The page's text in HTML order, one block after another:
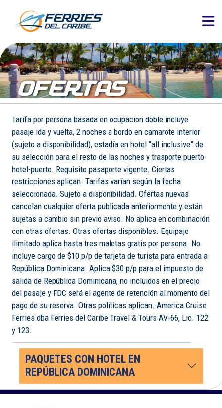
OFERTAS
Tarifa por persona basada en ocupación doble incluye:
pasaje ida y vuelta, 2 noches a bordo en camarote interior
(sujeto a disponibilidad), estadía en hotel “all inclusive” de
su selección para el resto de las noches y trasporte puerto-
hotel-puerto. Requisito pasaporte vigente. Ciertas
restricciones aplican. Tarifas varían según la fecha
seleccionada. Sujeto a disponibilidad. Ofertas nuevas
cancelan cualquier oferta publicada anteriormente y están
sujetas a cambio sin previo aviso. No aplica en combinación
con otras ofertas. Otras ofertas disponibles. Equipaje
ilimitado aplica hasta tres maletas gratis por persona. No
incluye cargo de $10 p/p de tarjeta de turista para entrada a
República Dominicana. Aplica $30 p/p para el impuesto de
salida de República Dominicana, no incluidos en el precio
del pasaje y FDC será el agente de retención al momento del
pago de su reserva. Otras políticas aplican. America Cruise
Ferries dba Ferries del Caribe Travel & Tours AV-66, Lic. 122
y 123.
PAQUETES CON HOTEL EN
REPÚBLICA DOMINICANA